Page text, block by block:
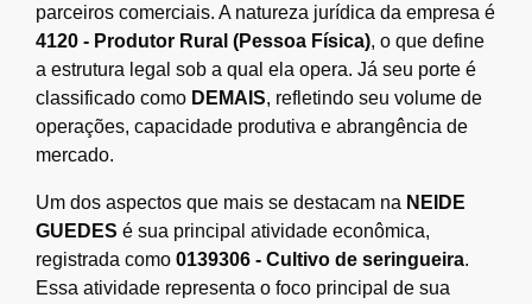
parceiros comerciais. A natureza jurídica da empresa é
4120 - Produtor Rural (Pessoa Física), o que define
a estrutura legal sob a qual ela opera. Já seu porte é
classificado como DEMAIS, refletindo seu volume de
operações, capacidade produtiva e abrangência de
mercado.
Um dos aspectos que mais se destacam na NEIDE
GUEDES é sua principal atividade econômica,
registrada como 0139306 - Cultivo de seringueira.
Essa atividade representa o foco principal de sua